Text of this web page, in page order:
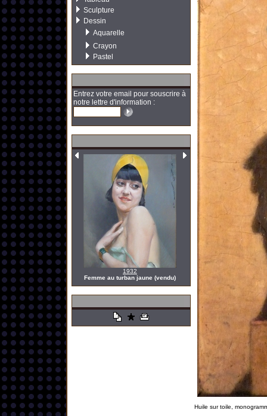
Sculpture
Dessin
Aquarelle
Crayon
Pastel
Entrez votre email pour souscrire à
notre lettre d'information :
1932
Femme au turban jaune (vendu)
Huile sur toile,